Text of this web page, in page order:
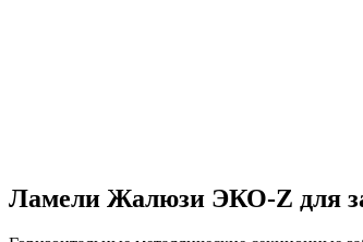
Ламели Жалюзи ЭКО-Z для